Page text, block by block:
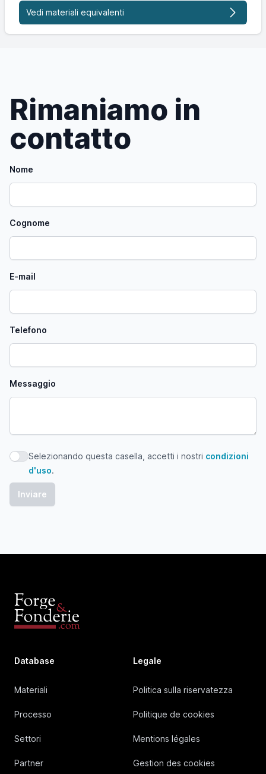
Vedi materiali equivalenti
Rimaniamo in
contatto
Nome
Cognome
E-mail
Telefono
Messaggio
Selezionando questa casella, accetti i nostri condizioni
Selezionando questa casella, accetti i nostri condizioni
d'uso.
Database
Materiali
Processo
Settori
Partner
Legale
Politica sulla riservatezza
Politique de cookies
Mentions légales
Gestion des cookies